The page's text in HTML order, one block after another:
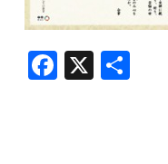
F
a
X 共